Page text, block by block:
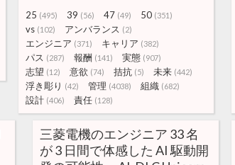
25 (495) 39 (56) 47 (49) 50 (351)
vs (102) アンバランス (2)
エンジニア (371) キャリア (382)
パス (287) 報酬 (141) 実態 (907)
志望 (12) 意欲 (74) 拮抗 (5) 未来 (442)
浮き彫り (42) 管理 (4038) 組織 (682)
設計 (406) 責任 (128)
三菱電機のエンジニア 33 名
が 3 日間で体感した AI 駆動開